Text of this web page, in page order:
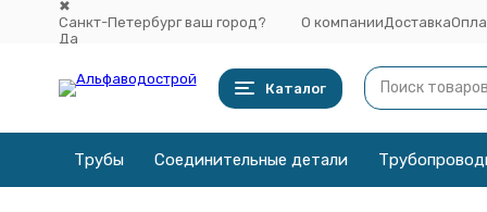
✖
Санкт-Петербург ваш город?
Да
О компании Доставка
Каталог
Трубы Соединительные детали